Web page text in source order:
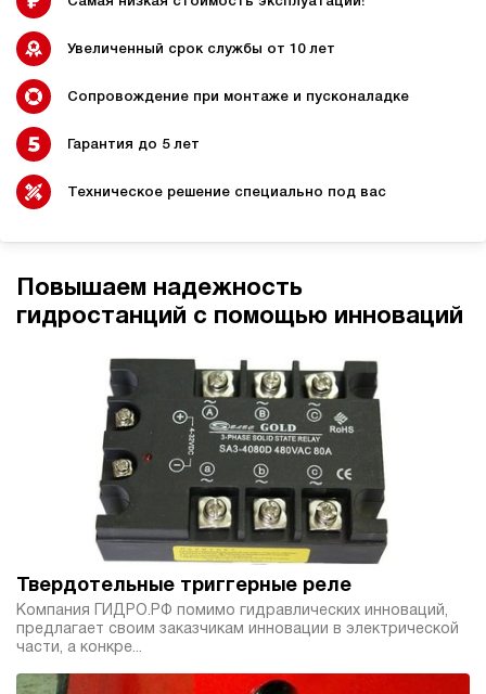
Гидростанции для
оборудования
Гидравлический цилиндр с
Гидростанции 220 Вольт для
Гидростанции для шахт
Гидростанции для смазки Гидростанции для толкателей
Увеличенный срок службы от 10 лет
Сопровождение при монтаже и пусконаладке
Гарантия до 5 лет
Техническое решение специально под вас
Повышаем надежность
гидростанций с помощью инноваций
Твердотельные триггерные реле
Компания ГИДРО.РФ помимо гидравлических инноваций,
предлагает своим заказчикам инновации в электрической
части, а конкре...